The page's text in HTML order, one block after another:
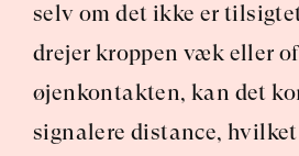
selv om det ikke er
drejer kroppen væk eller
øjenkontakten, kan det
signalere distance,